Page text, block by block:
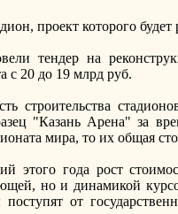
проект которого
тендер на
с 20 до 19 млрд руб.
строительства
"Казань Арена" за
мира, то их общая
этого года рост
но и динамикой
от